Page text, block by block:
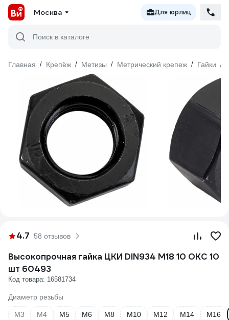
Москва Для юрлиц
Поиск в каталоге
Главная / Крепёж / Метизы / Метрический крепеж / Гайки /
4.7 58 отзывов
Высокопрочная гайка ЦКИ DIN934 М18 10 ОКС 10
шт 60493
Код товара: 16581734
Диаметр резьбы
М3 М4 М5 М6 М8 М10 М12 М14
М16